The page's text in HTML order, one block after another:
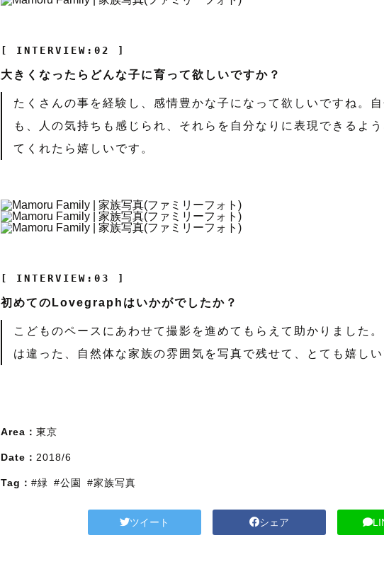
[ INTERVIEW:02 ]
大きくなったらどんな子に育って欲しいですか？
たくさんの事を経験し、感情豊かな子になって欲しいですね。
も、人の気持ちも感じられ、それらを自分なりに表現できるよ
てくれたら嬉しいです。
[ INTERVIEW:03 ]
初めてのLovegraphはいかがでしたか？
こどものペースにあわせて撮影を進めてもらえて助かりました
は違った、自然体な家族の雰囲気を写真で残せて、とても嬉しい
Area： 東京
Date： 2018/6
Tag： #緑 #公園 #家族写真
ツイート シェア